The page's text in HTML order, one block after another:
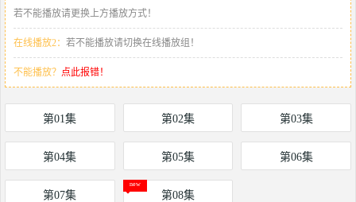
若不能播放请更换上方播放方式！
在线播放2： 若不能播放请切换在线播放组！
不能播放？ 点此报错！
第01集 第02集 第03集
第04集 第05集 第06集
第07集 第08集